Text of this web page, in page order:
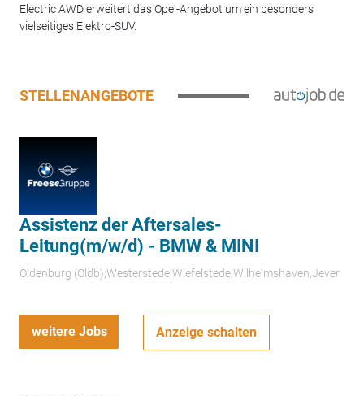
Electric AWD erweitert das Opel-Angebot um ein besonders
vielseitiges Elektro-SUV.
STELLENANGEBOTE
Assistenz der Aftersales-
Leitung(m/w/d) - BMW & MINI
Oldenburg (Oldb);Westerstede;Wiefelstede;Wilhelmshaven;Jever
weitere Jobs Anzeige schalten